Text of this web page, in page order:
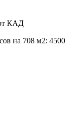
КАД
на 708 м2: 4500